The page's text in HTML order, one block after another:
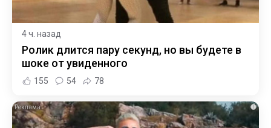
4 ч. назад
Ролик длится пару секунд, но вы будете в
шоке от увиденного
155 54 78
i